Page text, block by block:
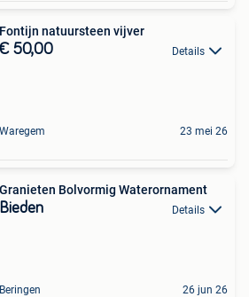
Fontijn natuursteen vijver
€ 50,00 Details
Waregem 23 mei 26
Granieten Bolvormig Waterornament
Bieden Details
Beringen 26 jun 26